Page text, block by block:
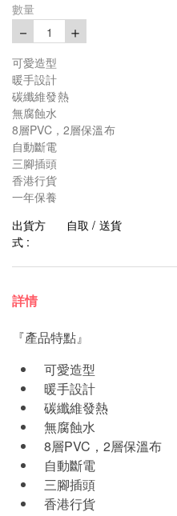
數量
－ 1 ＋
可愛造型
暖手設計
碳纖維發熱
無腐蝕水
8層PVC，2層保溫布
自動斷電
三腳插頭
香港行貨
一年保養
出貨方
式 :
自取 / 送貨
詳情
『產品特點』
可愛造型
暖手設計
碳纖維發熱
無腐蝕水
8層PVC，2層保溫布
自動斷電
三腳插頭
香港行貨